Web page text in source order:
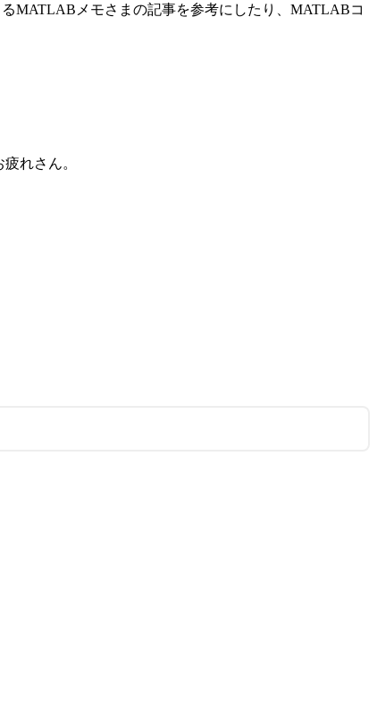
MATLABメモさまの記事を参考にしたり、MATLABコ
れさん。